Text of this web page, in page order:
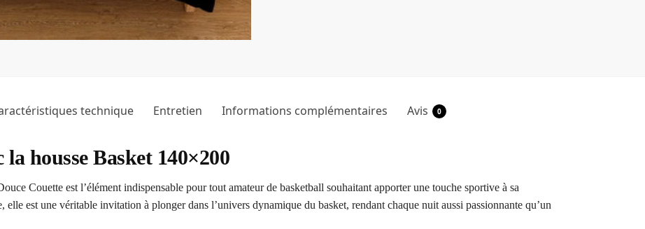
technique Entretien Informations complémentaires Avis 0
la housse Basket 140×200
Couette est l’élément indispensable pour tout amateur de basketball souhaitant apporter une touche sportive à sa
elle est une véritable invitation à plonger dans l’univers dynamique du basket, rendant chaque nuit aussi passionnante qu’un